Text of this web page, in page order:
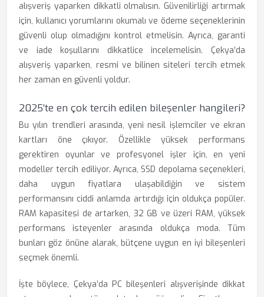
alışveriş yaparken dikkatli olmalısın. Güvenilirliği artırmak
için, kullanıcı yorumlarını okumalı ve ödeme seçeneklerinin
güvenli olup olmadığını kontrol etmelisin. Ayrıca, garanti
ve iade koşullarını dikkatlice incelemelisin. Çekya’da
alışveriş yaparken, resmi ve bilinen siteleri tercih etmek
her zaman en güvenli yoldur.
2025’te en çok tercih edilen bileşenler hangileri?
Bu yılın trendleri arasında, yeni nesil işlemciler ve ekran
kartları öne çıkıyor. Özellikle yüksek performans
gerektiren oyunlar ve profesyonel işler için, en yeni
modeller tercih ediliyor. Ayrıca, SSD depolama seçenekleri,
daha uygun fiyatlara ulaşabildiğin ve sistem
performansını ciddi anlamda artırdığı için oldukça popüler.
RAM kapasitesi de artarken, 32 GB ve üzeri RAM, yüksek
performans isteyenler arasında oldukça moda. Tüm
bunları göz önüne alarak, bütçene uygun en iyi bileşenleri
seçmek önemli.
İşte böylece, Çekya’da PC bileşenleri alışverişinde dikkat